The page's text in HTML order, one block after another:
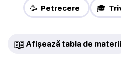
🥳 Petrecere 🎓
📖 Afișează tabla de materii